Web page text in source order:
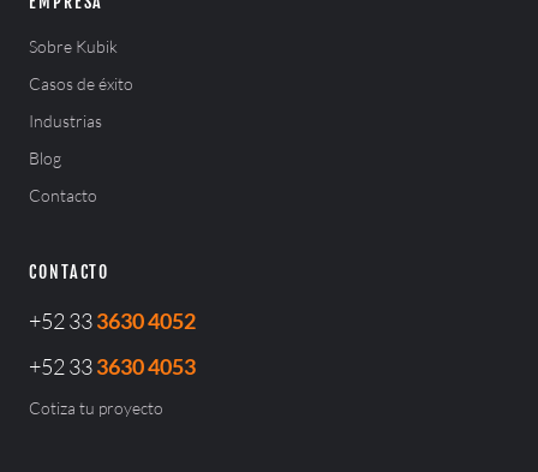
Sobre Kubik
Casos de éxito
Industrias
Blog
Contacto
CONTACTO
+52 333630 4052
+52 333630 4053
Cotiza tu proyecto